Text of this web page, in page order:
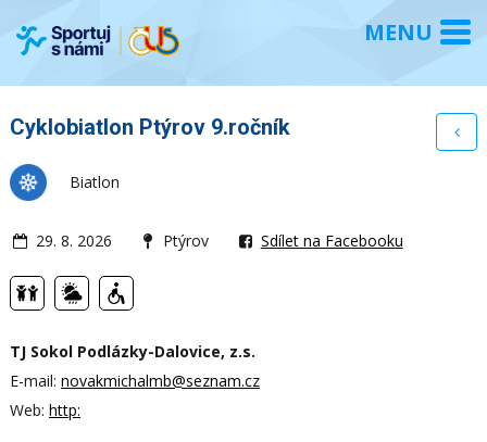
Cyklobiatlon Ptýrov 9.ročník
Biatlon
29. 8. 2026 Ptýrov Sdílet na Facebooku
TJ Sokol Podlázky-Dalovice, z.s.
E-mail: novakmichalmb@seznam.cz
Web: http: